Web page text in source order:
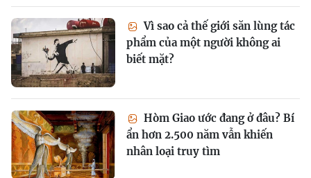
Vì sao cả thế giới săn lùng tác
phẩm của một người không ai
biết mặt?
Hòm Giao ước đang ở đâu? Bí
ẩn hơn 2.500 năm vẫn khiến
nhân loại truy tìm